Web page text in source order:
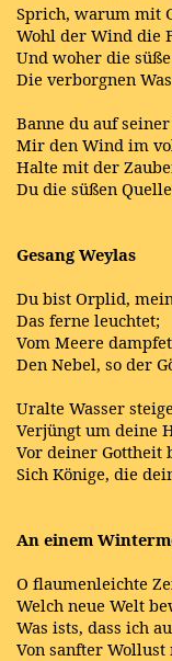
Sprich, warum mit
Wohl der Wind die
Und woher die
Die verborgnen
Banne du auf
Mir den Wind im
Halte mit der
Du die süßen
Gesang Weylas
Du bist Orplid,
Das ferne leuchtet;
Vom Meere
Den Nebel, so der
Uralte Wasser
Verjüngt um deine
Vor deiner Gottheit
Sich Könige, die
An einem
O flaumenleichte
Welch neue Welt
Was ists, dass ich
Von sanfter Wollust